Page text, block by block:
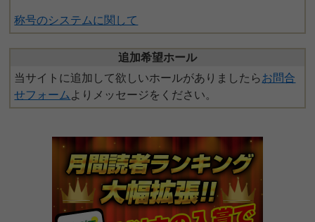
称号のシステムに関して
追加希望ホール
当サイトに追加して欲しいホールがありましたらお問合
せフォーム よりメッセージをください。